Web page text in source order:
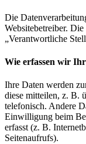
Die
Websitebetreiber.
„Verantwortliche
Wie erfassen wir
Ihre Daten werden
diese mitteilen, z. B.
telefonisch. Andere
Einwilligung beim
erfasst (z. B.
Seitenaufrufs).